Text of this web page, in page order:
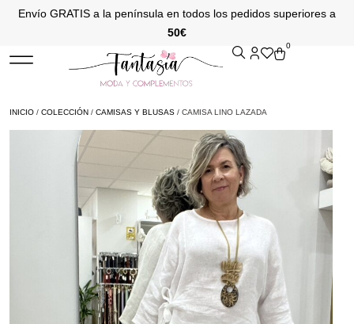
Envío GRATIS a la península en todos los pedidos superiores a
50€
0
INICIO / COLECCIÓN / CAMISAS Y BLUSAS / CAMISA LINO LAZADA